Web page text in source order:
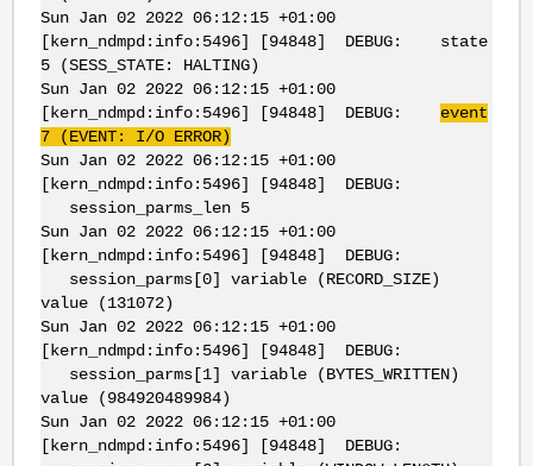
Sun Jan 02 2022 06:12:15 +01:00
[kern_ndmpd:info:5496] [94848] DEBUG: state
5 (SESS_STATE: HALTING)
Sun Jan 02 2022 06:12:15 +01:00
[kern_ndmpd:info:5496] [94848] DEBUG: event
7 (EVENT: I/O ERROR)
Sun Jan 02 2022 06:12:15 +01:00
[kern_ndmpd:info:5496] [94848] DEBUG:
session_parms_len 5
Sun Jan 02 2022 06:12:15 +01:00
[kern_ndmpd:info:5496] [94848] DEBUG:
session_parms[0] variable (RECORD_SIZE)
value (131072)
Sun Jan 02 2022 06:12:15 +01:00
[kern_ndmpd:info:5496] [94848] DEBUG:
session_parms[1] variable (BYTES_WRITTEN)
value (984920489984)
Sun Jan 02 2022 06:12:15 +01:00
[kern_ndmpd:info:5496] [94848] DEBUG: